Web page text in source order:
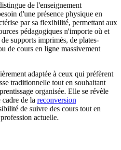
de l'enseignement
d'une présence physique en
par sa flexibilité, permettant aux
pédagogiques n'importe où et
supports imprimés, de plates-
de cours en ligne massivement
adaptée à ceux qui préfèrent
traditionnelle tout en souhaitant
organisée. Elle se révèle
de la reconversion
de suivre des cours tout en
actuelle.